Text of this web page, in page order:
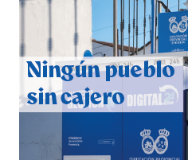
QUINTA CORRIDA DE LAS
2026
hace 5 días·Huelvatv